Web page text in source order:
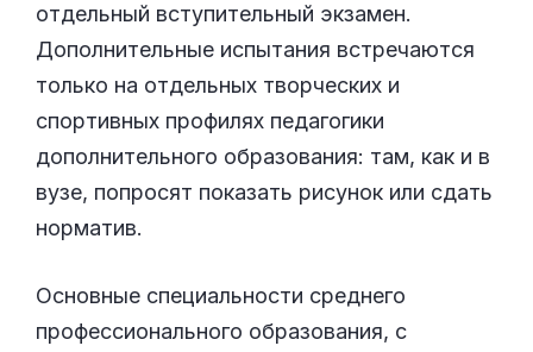
отдельный вступительный экзамен.
Дополнительные испытания встречаются
только на отдельных творческих и
спортивных профилях педагогики
дополнительного образования: там, как и в
вузе, попросят показать рисунок или сдать
норматив.
Основные специальности среднего
профессионального образования, с